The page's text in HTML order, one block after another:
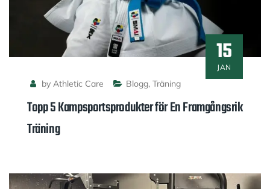
15
JAN
by Athletic Care Blogg,Träning
Topp 5 Kampsportsprodukter för En Framgångsrik
Träning